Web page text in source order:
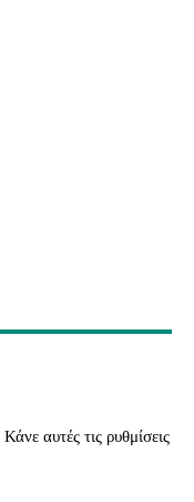
αυτές τις ρυθμίσεις